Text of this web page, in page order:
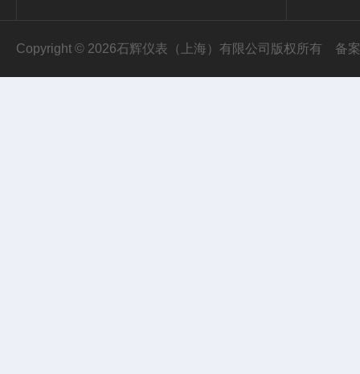
Copyright © 2026石辉仪表（上海）有限公司版权所有 备